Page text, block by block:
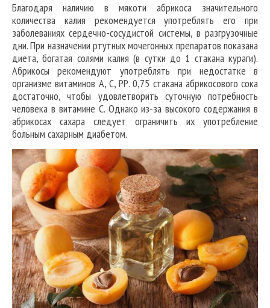
Благодаря наличию в мякоти абрикоса значительного
количества калия рекомендуется употреблять его при
заболеваниях сердечно-сосудистой системы, в разгрузочные
дни. При назначении ртутных мочегонных препаратов показана
диета, богатая солями калия (в сутки до 1 стакана кураги).
Абрикосы рекомендуют употреблять при недостатке в
организме витаминов А, С, РР. 0,75 стакана абрикосового сока
достаточно, чтобы удовлетворить суточную потребность
человека в витамине С. Однако из-за высокого содержания в
абрикосах сахара следует ограничить их употребление
больным сахарным диабетом.